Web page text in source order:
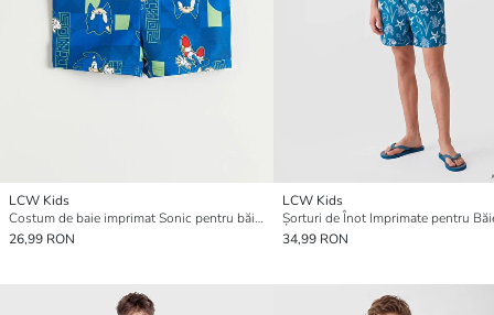
LCW Kids
Costum de baie imprimat Sonic pentru băieți
26,99 RON
LCW Kids
Șorturi de Înot Imprimate pentru
34,99 RON